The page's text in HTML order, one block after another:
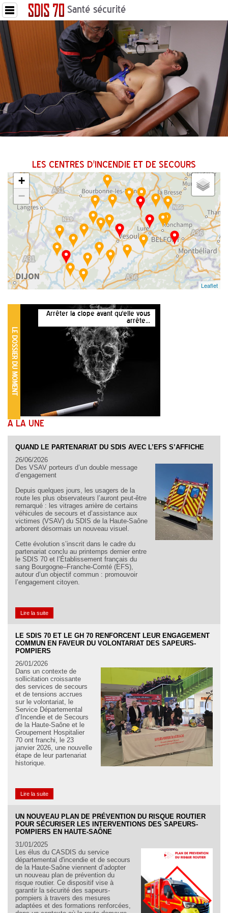
Santé sécurité
LES CENTRES D'INCENDIE ET DE SECOURS
+
−
Leaflet
Arrêter la clope avant qu'elle vous
arrête...
À LA UNE
QUAND LE PARTENARIAT DU SDIS AVEC L’EFS S’AFFICHE
26/06/2026
Des VSAV porteurs d’un double message
d’engagement
Depuis quelques jours, les usagers de la
route les plus observateurs l’auront peut-être
remarqué : les vitrages arrière de certains
véhicules de secours et d’assistance aux
victimes (VSAV) du SDIS de la Haute-Saône
arborent désormais un nouveau visuel.
Cette évolution s’inscrit dans le cadre du
partenariat conclu au printemps dernier entre
le SDIS 70 et l’Établissement français du
sang Bourgogne–Franche-Comté (EFS),
autour d’un objectif commun : promouvoir
l’engagement citoyen.
Lire la suite
LE SDIS 70 ET LE GH 70 RENFORCENT LEUR ENGAGEMENT
COMMUN EN FAVEUR DU VOLONTARIAT DES SAPEURS-
POMPIERS
26/01/2026
Dans un contexte de
sollicitation croissante
des services de secours
et de tensions accrues
sur le volontariat, le
Service Départemental
d’Incendie et de Secours
de la Haute-Saône et le
Groupement Hospitalier
70 ont franchi, le 23
janvier 2026, une nouvelle
étape de leur partenariat
historique.
Lire la suite
UN NOUVEAU PLAN DE PRÉVENTION DU RISQUE ROUTIER
POUR SÉCURISER LES INTERVENTIONS DES SAPEURS-
POMPIERS EN HAUTE-SAÔNE
31/01/2025
Les élus du CASDIS du service
départemental d'incendie et de secours
de la Haute-Saône viennent d’adopter
un nouveau plan de prévention du
risque routier. Ce dispositif vise à
garantir la sécurité des sapeurs-
pompiers à travers des mesures
adaptées et des formations renforcées,